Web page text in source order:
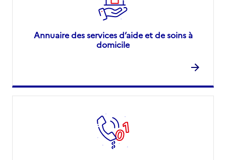
Annuaire des services d’aide et de soins à
domicile